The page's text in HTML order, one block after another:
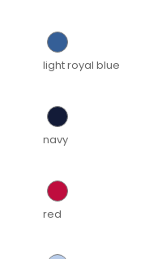
light royal blue
navy
red